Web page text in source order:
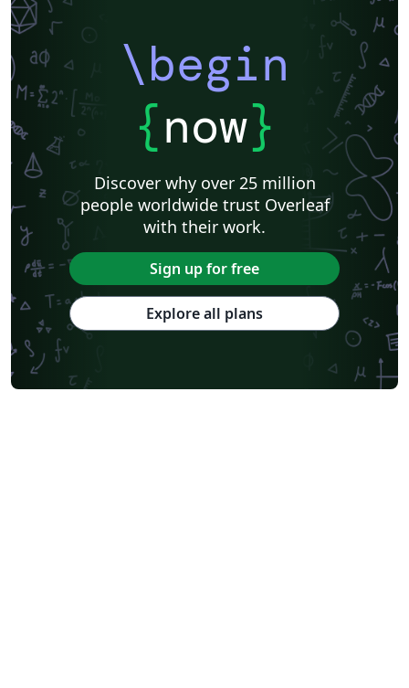
\begin
{now}
Discover why over 25 million
people worldwide trust Overleaf
with their work.
Sign up for free
Explore all plans